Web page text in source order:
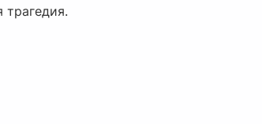
трагедия.